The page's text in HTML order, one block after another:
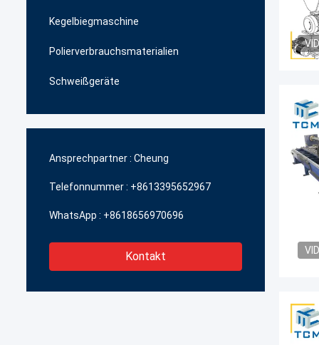
Kegelbiegmaschine
Polierverbrauchsmaterialien
Schweißgeräte
Ansprechpartner : Cheung
Telefonnummer : +8613395652967
WhatsApp : +8618656970696
Kontakt